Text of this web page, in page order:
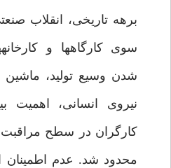
برهه تاریخى، انقلاب
سوى کارگاه‏ها و
شدن وسیع تولید، ماشین
نیروى انسانى، اهمیت
کارگران در سطح مراقبت و
محدود شد. عدم اطمینان